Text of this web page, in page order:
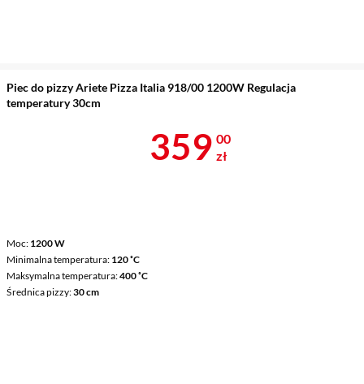
Piec do pizzy Ariete Pizza Italia 918/00 1200W Regulacja
temperatury 30cm
Moc 1200 W
Minimalna temperatura 120 ˚C
Maksymalna temperatura 400 ˚C
Średnica pizzy 30 cm
Cena 359 zł
359 00
zł